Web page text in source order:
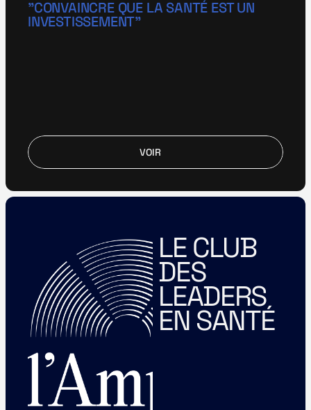
"CONVAINCRE QUE LA SANTÉ EST UN
INVESTISSEMENT"
VOIR
LE CLUB
DES
LEADERS
EN SANTÉ